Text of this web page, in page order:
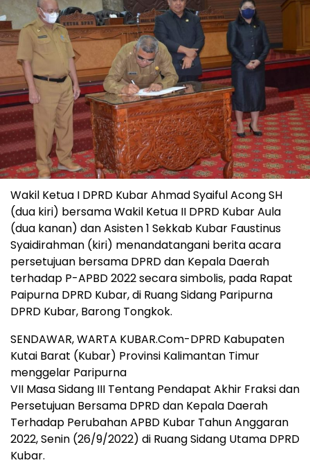
Wakil Ketua I DPRD Kubar Ahmad Syaiful Acong SH
(dua kiri) bersama Wakil Ketua II DPRD Kubar Aula
(dua kanan) dan Asisten 1 Sekkab Kubar Faustinus
Syaidirahman (kiri) menandatangani berita acara
persetujuan bersama DPRD dan Kepala Daerah
terhadap P-APBD 2022 secara simbolis, pada Rapat
Paipurna DPRD Kubar, di Ruang Sidang Paripurna
DPRD Kubar, Barong Tongkok.
SENDAWAR, WARTA KUBAR.Com-DPRD Kabupaten
Kutai Barat (Kubar) Provinsi Kalimantan Timur
menggelar Paripurna
VII Masa Sidang III Tentang Pendapat Akhir Fraksi dan
Persetujuan Bersama DPRD dan Kepala Daerah
Terhadap Perubahan APBD Kubar Tahun Anggaran
2022, Senin (26/9/2022) di Ruang Sidang Utama DPRD
Kubar.